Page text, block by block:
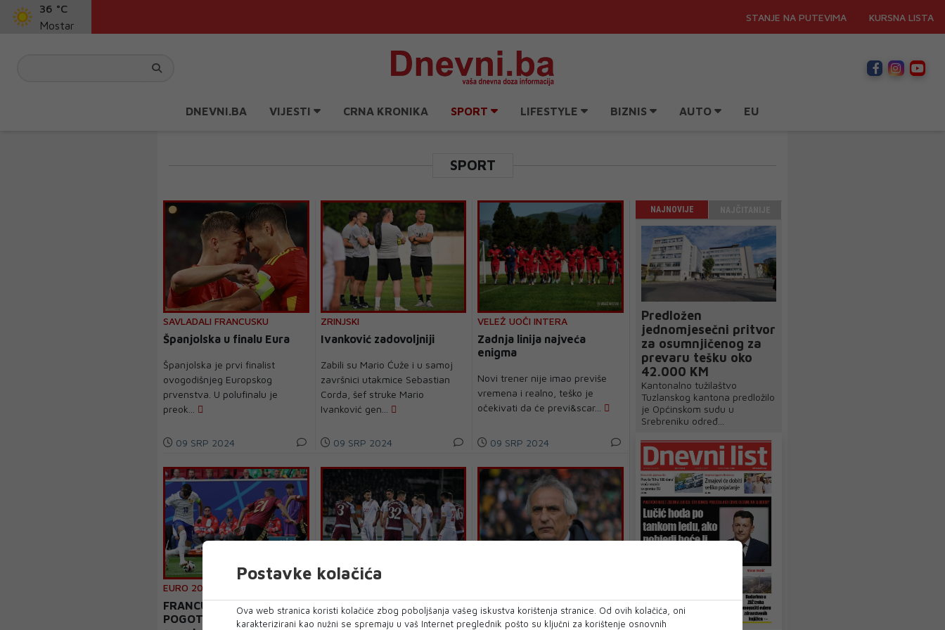
36 °C
Mostar
STANJE NA PUTEVIMA KURSNA LISTA
DNEVNI.BA VIJESTI CRNA KRONIKA SPORT LIFESTYLE BIZNIS AUTO EU
SPORT
SAVLADALI FRANCUSKU
Španjolska u finalu Eura
Španjolska je prvi finalist
ovogodišnjeg Europskog
prvenstva. U polufinalu je
preok...
09 SRP 2024
ZRINJSKI
Ivanković zadovoljniji
Zabili su Mario Ćuže i u samoj
završnici utakmice Sebastian
Corda, šef struke Mario
Ivanković gen...
09 SRP 2024
VELEŽ UOČI INTERA
Zadnja linija najveća
enigma
Novi trener nije imao previše
vremena i realno, teško je
očekivati da će previ&scar...
09 SRP 2024
EURO 2024. - POLUFINALE
FRANCUZI JOŠ BEZ
POGOTKA: Španjolci jedini
Prošlosezonski Zrinjski je
mjerilo, je li dostižan?
Vahid Halilhodžić: Vi u
Hrvatskoj ste malo
NAJNOVIJE
Predložen
jednomjesečni pritvor
za osumnjičenog za
prevaru tešku oko
42.000 KM
Kantonalno tužilaštvo
Tuzlanskog kantona predložilo
je Općinskom sudu u
Srebreniku određ...
Postavke kolačića
Ova web stranica koristi kolačiće zbog poboljšanja vašeg iskustva korištenja stranice. Od ovih kolačića, oni
karakterizirani kao nužni se spremaju u vaš Internet preglednik pošto su ključni za korištenje osnovnih